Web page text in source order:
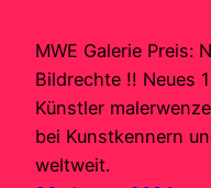
MWE Galerie Preis:
Bildrechte !! Neues
Künstler
bei Kunstkennern
weltweit.